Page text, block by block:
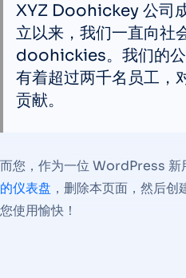
XYZ Doohickey 公司
立以来，我们一直向社
doohickies。我们的公
有着超过两千名员工，
贡献。
而您，作为一位 WordPress 新
的仪表盘 ，删除本页面，然后
您使用愉快！